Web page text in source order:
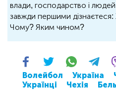
влади, господарство і
завжди першими
Чому? Яким чином?
Волейбол Україна
Українці
Чехія